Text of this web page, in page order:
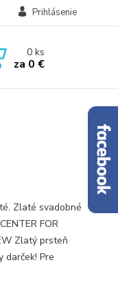
Prihlásenie
0ks
za 0 €
Zlaté svadobné
FOR
Zlatý prsteň
darček! Pre